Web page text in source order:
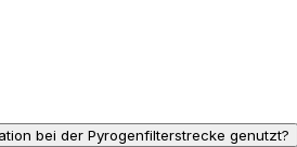
bei der Pyrogenfilterstrecke genutzt?